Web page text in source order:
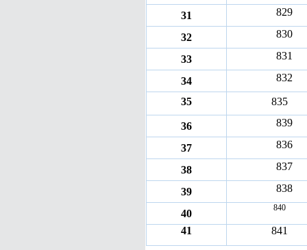
31 829
32 830
33 831
34 832
35 835
36 839
37 836
38 837
39 838
40 840
41 841